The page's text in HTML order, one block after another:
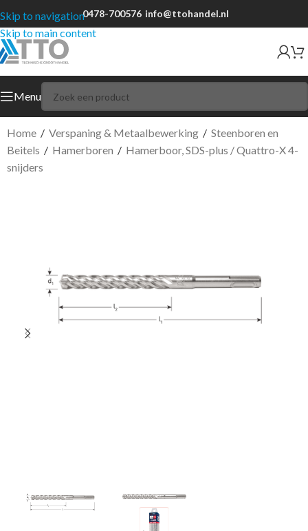
Skip to navigation
Skip to main content
0478-700576 info@ttohandel.nl
Menu
Home / Verspaning & Metaalbewerking / Steenboren en
Beitels / Hamerboren / Hamerboor, SDS-plus / Quattro-X 4-
snijders